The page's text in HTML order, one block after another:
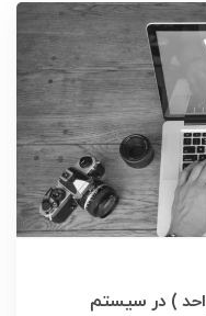
) در سیستم